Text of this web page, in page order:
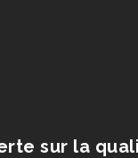
sur la